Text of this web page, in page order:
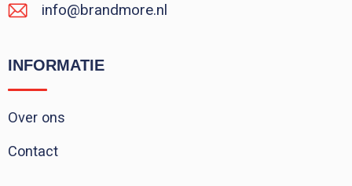
info@brandmore.nl
INFORMATIE
Over ons
Contact